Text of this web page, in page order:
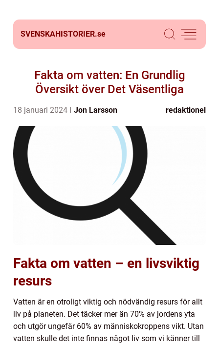
SVENSKAHISTORIER.se
Fakta om vatten: En Grundlig
Översikt över Det Väsentliga
18 januari 2024 Jon Larsson redaktionel
Fakta om vatten – en livsviktig
resurs
Vatten är en otroligt viktig och nödvändig resurs för allt
liv på planeten. Det täcker mer än 70% av jordens yta
och utgör ungefär 60% av människokroppens vikt. Utan
vatten skulle det inte finnas något liv som vi känner till